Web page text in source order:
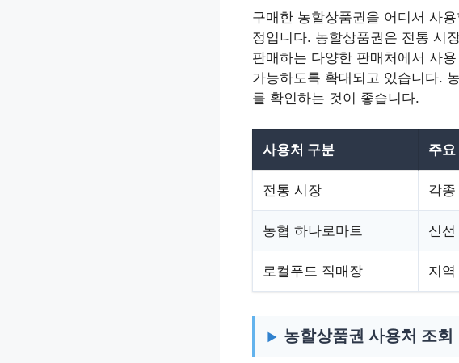
구매한 농할상품권을 어디서 사
정입니다. 농할상품권은 전통 시
판매하는 다양한 판매처에서 사
가능하도록 확대되고 있습니다.
를 확인하는 것이 좋습니다.
사용처 구분 주
전통 시장 각
농협 하나로마트 신
로컬푸드 직매장 지
농할상품권 사용처 조회